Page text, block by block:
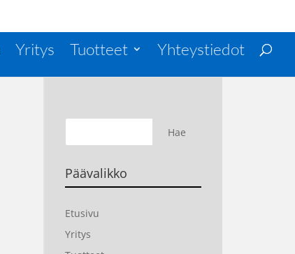
Yritys Tuotteet Yhteystiedot
Päävalikko
Etusivu
Yritys